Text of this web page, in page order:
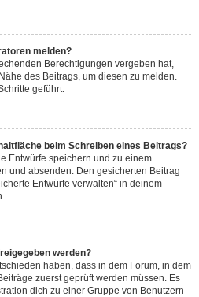
melden?
Berechtigungen vergeben hat,
des Beitrags, um diesen zu melden.
geführt.
beim Schreiben eines Beitrags?
Entwürfe speichern und zu einem
und absenden. Den gesicherten Beitrag
Entwürfe verwalten“ in deinem
werden?
haben, dass in dem Forum, in dem
zuerst geprüft werden müssen. Es
dich zu einer Gruppe von Benutzern